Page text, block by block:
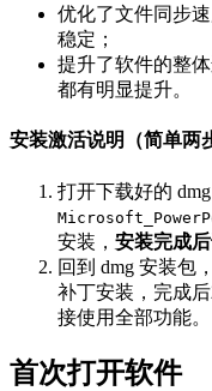
优化了文件同步
稳定；
提升了软件的整
都有明显提升。
安装激活说明（简单两
打开下载好的
安装， 安装完成
回到 dmg 安装包
补丁安装，完成
接使用全部功能。
首次打开软件